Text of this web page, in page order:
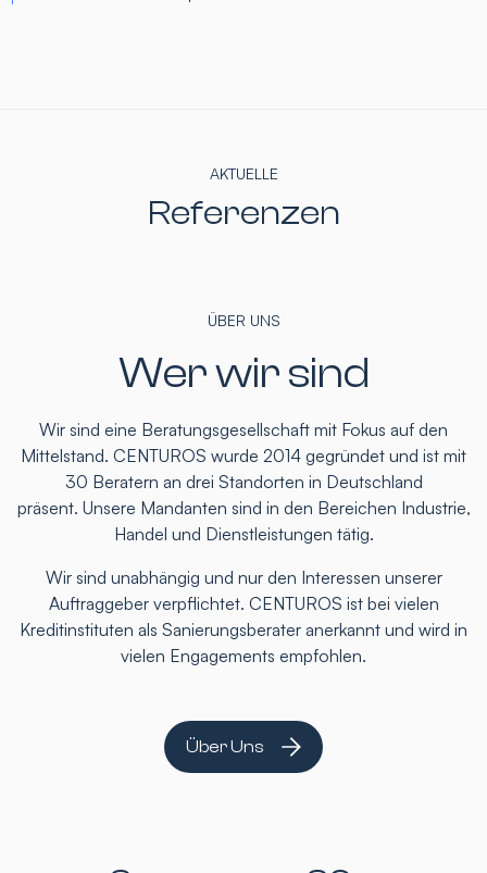
AKTUELLE
Referenzen
ÜBER UNS
Wer wir sind
Wir sind eine Beratungsgesellschaft mit Fokus auf den
Mittelstand. CENTUROS wurde 2014 gegründet und ist mit
30 Beratern an drei Standorten in Deutschland
präsent. Unsere Mandanten sind in den Bereichen Industrie,
Handel und Dienstleistungen tätig.
Wir sind unabhängig und nur den Interessen unserer
Auftraggeber verpflichtet. CENTUROS ist bei vielen
Kreditinstituten als Sanierungsberater anerkannt und wird in
vielen Engagements empfohlen.
Über Uns